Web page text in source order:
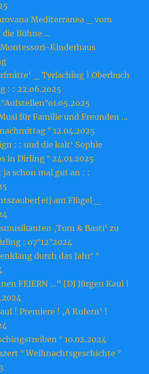
Mediterranea _ vom
die Bühne …
Montessori-Kinderhaus
_ Tyrlaching | Oberbuch
: : 22.o6.2o25
für Familie und Freunden …
° 12.04.2025
: : und die kalt‘ Sophie
in Dirling ° 24.01.2025
ja schon mal gut an : :
am Flügel _
‚Tom & Basti‘ zu
: o7°12°2024
durch das Jahr‘ °
FEIERN …“ [DJ Jürgen Kaul |
! Premiere ! ‚A Kufern‘ !
° 10.02.2024
° Weihnachtsgeschichte °